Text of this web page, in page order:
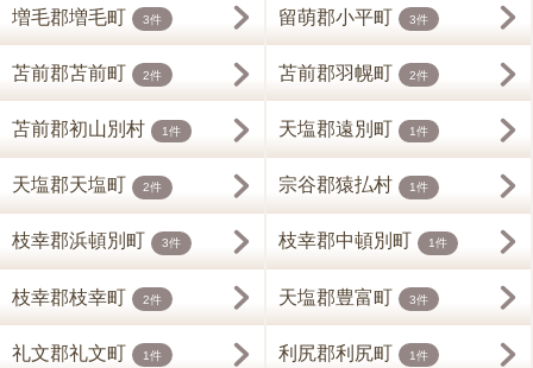
増毛郡増毛町 3件 留萌郡小平町 3件
苫前郡苫前町 2件 苫前郡羽幌町 2件
苫前郡初山別村 1件 天塩郡遠別町 1件
天塩郡天塩町 2件 宗谷郡猿払村 1件
枝幸郡浜頓別町 3件 枝幸郡中頓別町 1件
枝幸郡枝幸町 2件 天塩郡豊富町 3件
礼文郡礼文町 1件 利尻郡利尻町 1件